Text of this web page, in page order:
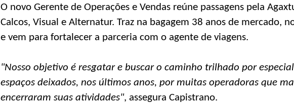
O novo Gerente de Operações e Vendas reúne passagens pela
Calcos, Visual e Alternatur. Traz na bagagem 38 anos de mercado,
e vem para fortalecer a parceria com o agente de viagens.
"Nosso objetivo é resgatar e buscar o caminho trilhado por
espaços deixados, nos últimos anos, por muitas operadoras que
encerraram suas atividades", assegura Capistrano.